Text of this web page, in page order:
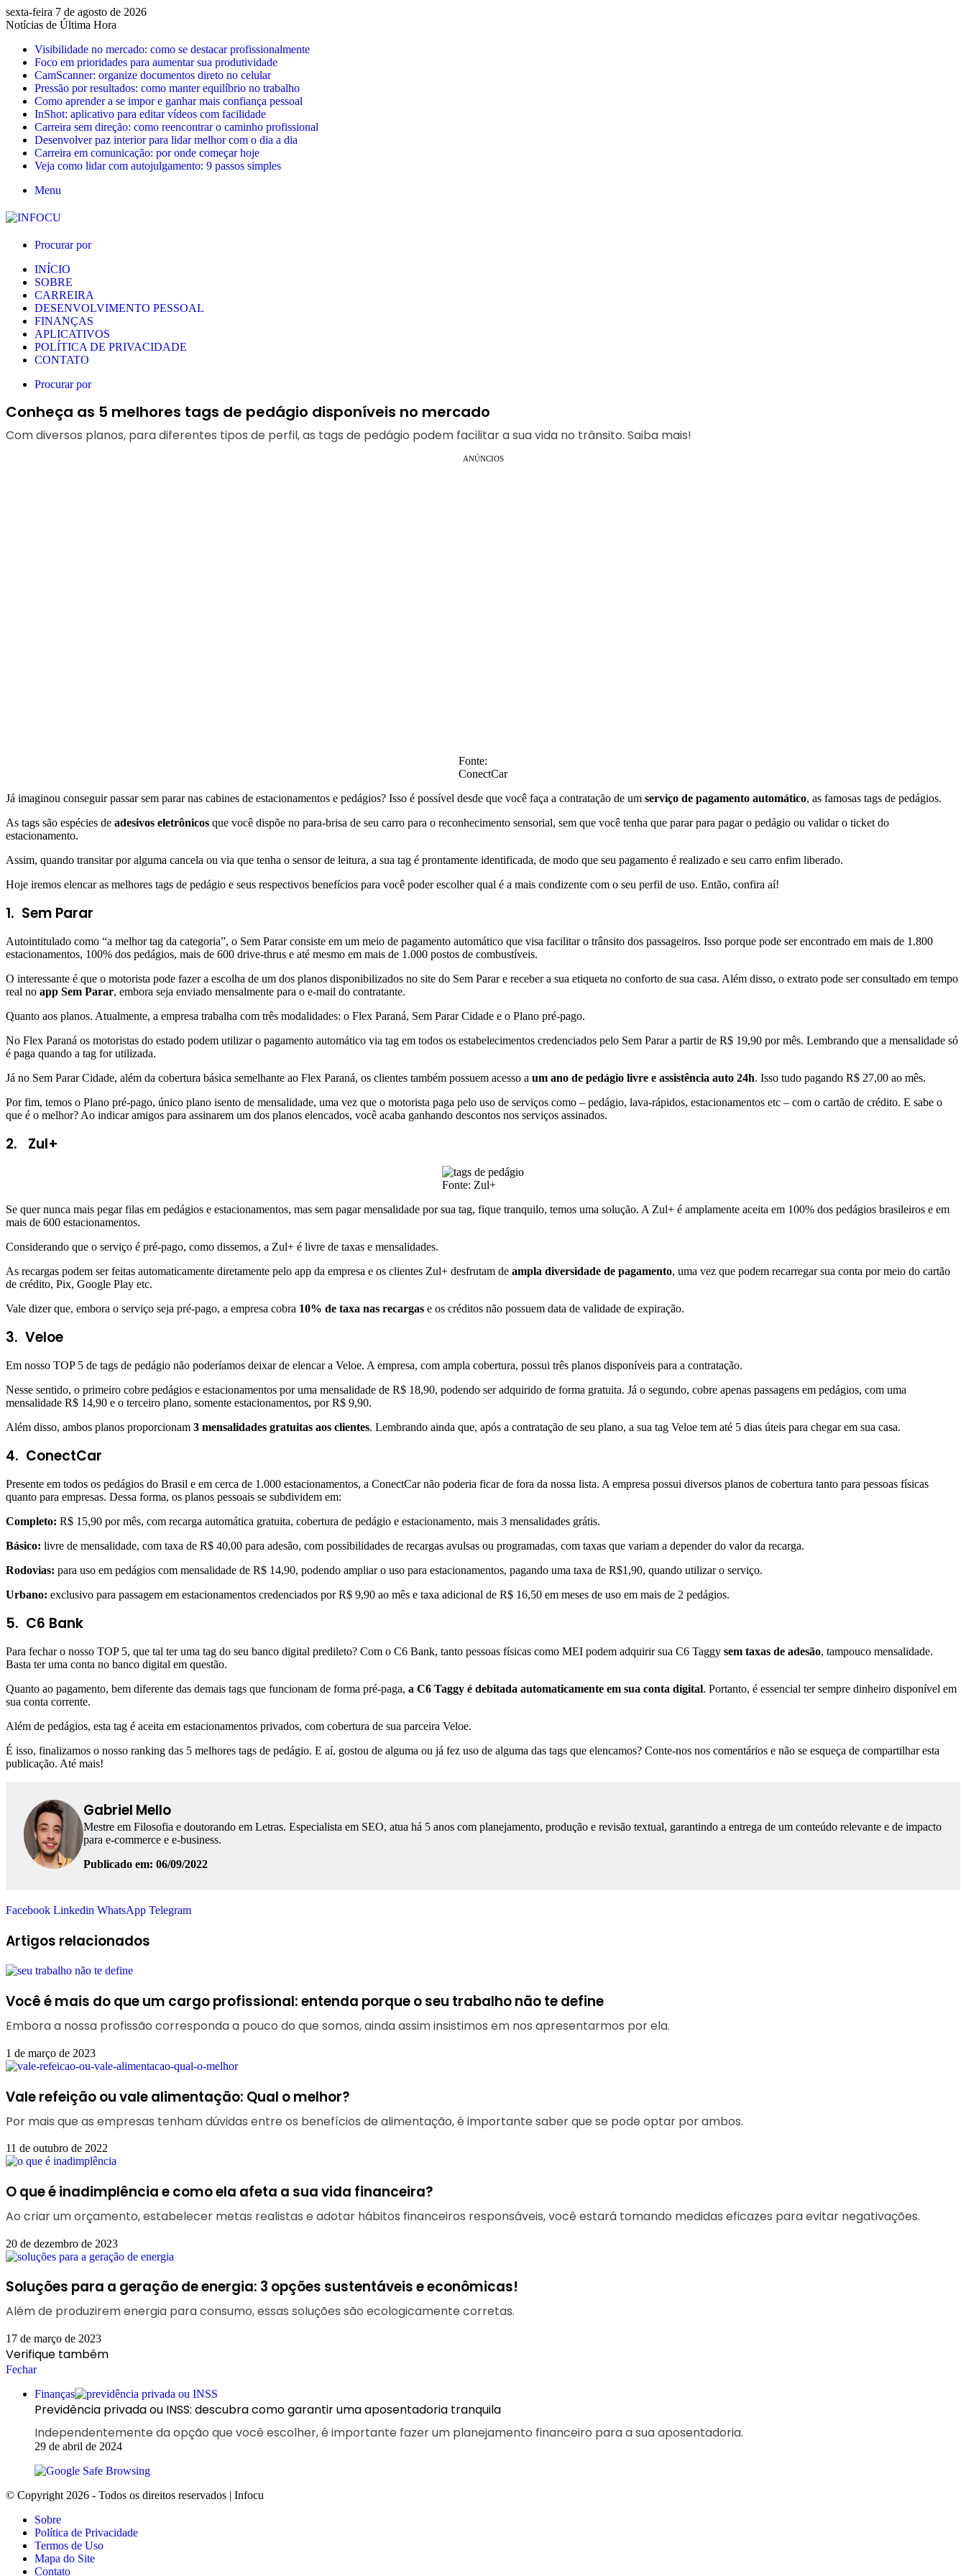
sexta-feira 7 de agosto de 2026
Notícias de Última Hora
Visibilidade no mercado: como se destacar profissionalmente
Foco em prioridades para aumentar sua produtividade
CamScanner: organize documentos direto no celular
Pressão por resultados: como manter equilíbrio no trabalho
Como aprender a se impor e ganhar mais confiança pessoal
InShot: aplicativo para editar vídeos com facilidade
Carreira sem direção: como reencontrar o caminho profissional
Desenvolver paz interior para lidar melhor com o dia a dia
Carreira em comunicação: por onde começar hoje
Veja como lidar com autojulgamento: 9 passos simples
Menu
Procurar por
INÍCIO
SOBRE
CARREIRA
DESENVOLVIMENTO PESSOAL
FINANÇAS
APLICATIVOS
POLÍTICA DE PRIVACIDADE
CONTATO
Procurar por
Conheça as 5 melhores tags de pedágio disponíveis no mercado
Com diversos planos, para diferentes tipos de perfil, as tags de pedágio podem facilitar a sua vida no trânsito. Saiba mais!
ANÚNCIOS
Fonte:
ConectCar
Já imaginou conseguir passar sem parar nas cabines de estacionamentos e pedágios? Isso é possível desde que você faça a contratação de um serviço de pagamento automático, as famosas tags de pedágios.
As tags são espécies de adesivos eletrônicos que você dispõe no para-brisa de seu carro para o reconhecimento sensorial, sem que você tenha que parar para pagar o pedágio ou validar o ticket do
estacionamento.
Assim, quando transitar por alguma cancela ou via que tenha o sensor de leitura, a sua tag é prontamente identificada, de modo que seu pagamento é realizado e seu carro enfim liberado.
Hoje iremos elencar as melhores tags de pedágio e seus respectivos benefícios para você poder escolher qual é a mais condizente com o seu perfil de uso. Então, confira aí!
1. Sem Parar
Autointitulado como “a melhor tag da categoria”, o Sem Parar consiste em um meio de pagamento automático que visa facilitar o trânsito dos passageiros. Isso porque pode ser encontrado em mais de 1.800
estacionamentos, 100% dos pedágios, mais de 600 drive-thrus e até mesmo em mais de 1.000 postos de combustíveis.
O interessante é que o motorista pode fazer a escolha de um dos planos disponibilizados no site do Sem Parar e receber a sua etiqueta no conforto de sua casa. Além disso, o extrato pode ser consultado em tempo
real no app Sem Parar, embora seja enviado mensalmente para o e-mail do contratante.
Quanto aos planos. Atualmente, a empresa trabalha com três modalidades: o Flex Paraná, Sem Parar Cidade e o Plano pré-pago.
No Flex Paraná os motoristas do estado podem utilizar o pagamento automático via tag em todos os estabelecimentos credenciados pelo Sem Parar a partir de R$ 19,90 por mês. Lembrando que a mensalidade só
é paga quando a tag for utilizada.
Já no Sem Parar Cidade, além da cobertura básica semelhante ao Flex Paraná, os clientes também possuem acesso a um ano de pedágio livre e assistência auto 24h. Isso tudo pagando R$ 27,00 ao mês.
Por fim, temos o Plano pré-pago, único plano isento de mensalidade, uma vez que o motorista paga pelo uso de serviços como – pedágio, lava-rápidos, estacionamentos etc – com o cartão de crédito. E sabe o
que é o melhor? Ao indicar amigos para assinarem um dos planos elencados, você acaba ganhando descontos nos serviços assinados.
2. Zul+
Fonte: Zul+
Se quer nunca mais pegar filas em pedágios e estacionamentos, mas sem pagar mensalidade por sua tag, fique tranquilo, temos uma solução. A Zul+ é amplamente aceita em 100% dos pedágios brasileiros e em
mais de 600 estacionamentos.
Considerando que o serviço é pré-pago, como dissemos, a Zul+ é livre de taxas e mensalidades.
As recargas podem ser feitas automaticamente diretamente pelo app da empresa e os clientes Zul+ desfrutam de ampla diversidade de pagamento, uma vez que podem recarregar sua conta por meio do cartão
de crédito, Pix, Google Play etc.
Vale dizer que, embora o serviço seja pré-pago, a empresa cobra 10% de taxa nas recargas e os créditos não possuem data de validade de expiração.
3. Veloe
Em nosso TOP 5 de tags de pedágio não poderíamos deixar de elencar a Veloe. A empresa, com ampla cobertura, possui três planos disponíveis para a contratação.
Nesse sentido, o primeiro cobre pedágios e estacionamentos por uma mensalidade de R$ 18,90, podendo ser adquirido de forma gratuita. Já o segundo, cobre apenas passagens em pedágios, com uma
mensalidade R$ 14,90 e o terceiro plano, somente estacionamentos, por R$ 9,90.
Além disso, ambos planos proporcionam 3 mensalidades gratuitas aos clientes. Lembrando ainda que, após a contratação de seu plano, a sua tag Veloe tem até 5 dias úteis para chegar em sua casa.
4. ConectCar
Presente em todos os pedágios do Brasil e em cerca de 1.000 estacionamentos, a ConectCar não poderia ficar de fora da nossa lista. A empresa possui diversos planos de cobertura tanto para pessoas físicas
quanto para empresas. Dessa forma, os planos pessoais se subdividem em:
Completo: R$ 15,90 por mês, com recarga automática gratuita, cobertura de pedágio e estacionamento, mais 3 mensalidades grátis.
Básico: livre de mensalidade, com taxa de R$ 40,00 para adesão, com possibilidades de recargas avulsas ou programadas, com taxas que variam a depender do valor da recarga.
Rodovias: para uso em pedágios com mensalidade de R$ 14,90, podendo ampliar o uso para estacionamentos, pagando uma taxa de R$1,90, quando utilizar o serviço.
Urbano: exclusivo para passagem em estacionamentos credenciados por R$ 9,90 ao mês e taxa adicional de R$ 16,50 em meses de uso em mais de 2 pedágios.
5. C6 Bank
Para fechar o nosso TOP 5, que tal ter uma tag do seu banco digital predileto? Com o C6 Bank, tanto pessoas físicas como MEI podem adquirir sua C6 Taggy sem taxas de adesão, tampouco mensalidade.
Basta ter uma conta no banco digital em questão.
Quanto ao pagamento, bem diferente das demais tags que funcionam de forma pré-paga, a C6 Taggy é debitada automaticamente em sua conta digital. Portanto, é essencial ter sempre dinheiro disponível em
sua conta corrente.
Além de pedágios, esta tag é aceita em estacionamentos privados, com cobertura de sua parceira Veloe.
É isso, finalizamos o nosso ranking das 5 melhores tags de pedágio. E aí, gostou de alguma ou já fez uso de alguma das tags que elencamos? Conte-nos nos comentários e não se esqueça de compartilhar esta
publicação. Até mais!
Gabriel Mello
Mestre em Filosofia e doutorando em Letras. Especialista em SEO, atua há 5 anos com planejamento, produção e revisão textual, garantindo a entrega de um conteúdo relevante e de impacto
para e-commerce e e-business.
Publicado em: 06/09/2022
Facebook Linkedin WhatsApp Telegram
Artigos relacionados
Você é mais do que um cargo profissional: entenda porque o seu trabalho não te define
Embora a nossa profissão corresponda a pouco do que somos, ainda assim insistimos em nos apresentarmos por ela.
1 de março de 2023
Vale refeição ou vale alimentação: Qual o melhor?
Por mais que as empresas tenham dúvidas entre os benefícios de alimentação, é importante saber que se pode optar por ambos.
11 de outubro de 2022
O que é inadimplência e como ela afeta a sua vida financeira?
Ao criar um orçamento, estabelecer metas realistas e adotar hábitos financeiros responsáveis, você estará tomando medidas eficazes para evitar negativações.
20 de dezembro de 2023
Soluções para a geração de energia: 3 opções sustentáveis e econômicas!
Além de produzirem energia para consumo, essas soluções são ecologicamente corretas.
17 de março de 2023
Verifique também
Fechar
Finanças
Previdência privada ou INSS: descubra como garantir uma aposentadoria tranquila
Independentemente da opção que você escolher, é importante fazer um planejamento financeiro para a sua aposentadoria.
29 de abril de 2024
© Copyright 2026 - Todos os direitos reservados | Infocu
Sobre
Política de Privacidade
Termos de Uso
Mapa do Site
Contato